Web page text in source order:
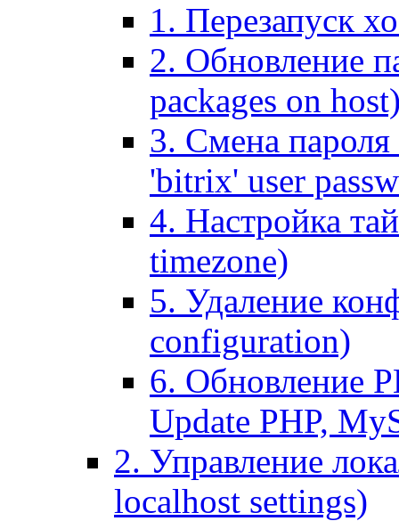
1. Перезапуск
2. Обновление
packages on
3. Смена пароля
'bitrix' user
4. Настройка
timezone)
5. Удаление
configuration)
6. Обновление
Update PHP,
2. Управление
localhost settings)